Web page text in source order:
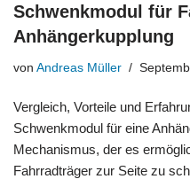
Schwenkmodul für
Anhängerkupplung
von Andreas Müller
Vergleich, Vorteile und
Schwenkmodul für eine
Mechanismus, der es
Fahrradträger zur Seite zu